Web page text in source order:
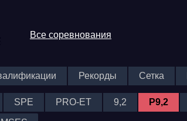
Все соревнования
Рекорды Сетка
SPE PRO-ET 9,2 P9,2